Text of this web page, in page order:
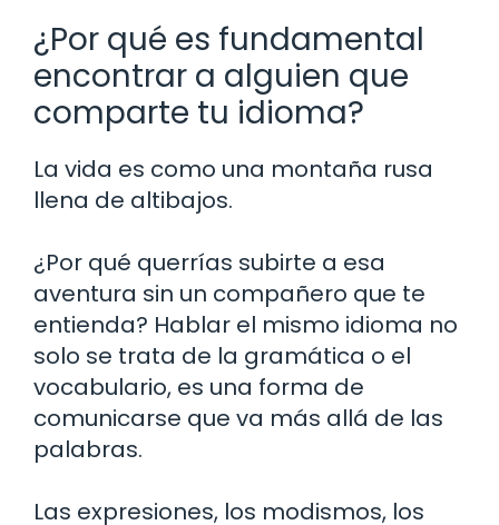
¿Por qué es fundamental
encontrar a alguien que
comparte tu idioma?
La vida es como una montaña rusa
llena de altibajos.
¿Por qué querrías subirte a esa
aventura sin un compañero que te
entienda? Hablar el mismo idioma no
solo se trata de la gramática o el
vocabulario, es una forma de
comunicarse que va más allá de las
palabras.
Las expresiones, los modismos, los